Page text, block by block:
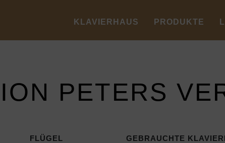
KLAVIERHAUS PRODUKTE
PETERS
FLÜGEL GEBRAUCHTE